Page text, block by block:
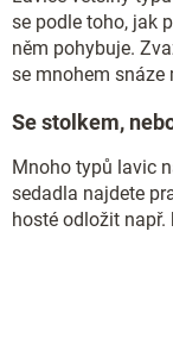
se podle toho, jak
něm pohybuje.
se mnohem snáze
Se stolkem,
Mnoho typů lavic
sedadla najdete
hosté odložit např.